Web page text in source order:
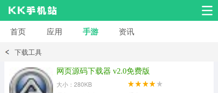
安卓应用
小说漫画
首页 应用 手游 资讯
下载工具
网页源码下载器 v2.0免费版
大小：280KB